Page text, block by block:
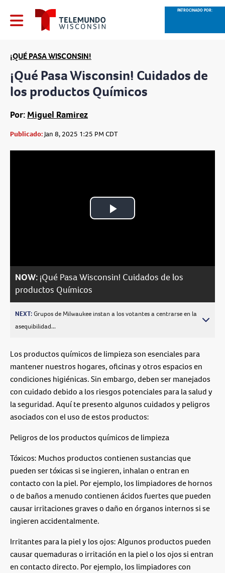
PATROCINADO POR:
¡QUÉ PASA WISCONSIN!
¡Qué Pasa Wisconsin! Cuidados de
los productos Químicos
Por: Miguel Ramirez
Publicado:Jan 8, 2025 1:25 PM CDT
Play
NOW: ¡Qué Pasa Wisconsin! Cuidados de los
productos Químicos
NEXT:Grupos de Milwaukee instan a los votantes a centrarse en la
asequibilidad...
Los productos químicos de limpieza son esenciales para
mantener nuestros hogares, oficinas y otros espacios en
condiciones higiénicas. Sin embargo, deben ser manejados
con cuidado debido a los riesgos potenciales para la salud y
la seguridad. Aquí te presento algunos cuidados y peligros
asociados con el uso de estos productos:
Peligros de los productos químicos de limpieza
Tóxicos: Muchos productos contienen sustancias que
pueden ser tóxicas si se ingieren, inhalan o entran en
contacto con la piel. Por ejemplo, los limpiadores de hornos
o de baños a menudo contienen ácidos fuertes que pueden
causar irritaciones graves o daño en órganos internos si se
ingieren accidentalmente.
Irritantes para la piel y los ojos: Algunos productos pueden
causar quemaduras o irritación en la piel o los ojos si entran
en contacto directo. Por ejemplo, los limpiadores con